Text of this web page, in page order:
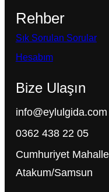
Rehber
Sık Sorulan Sorular
Hesabım
Bize Ulaşın
info@eylulgida.com
0362 438 22 05
Cumhuriyet
Atakum/Samsun